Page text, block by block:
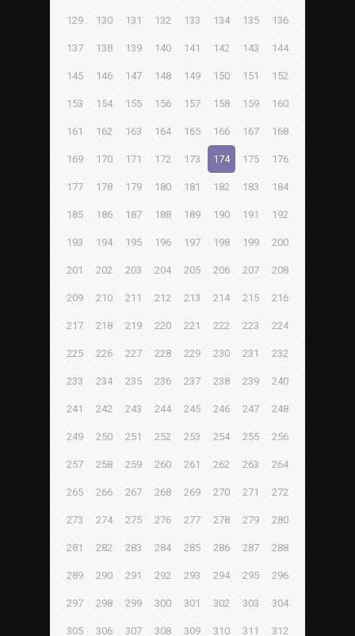
129 130 131 132 133 134 135 136
137 138 139 140 141 142 143 144
145 146 147 148 149 150 151 152
153 154 155 156 157 158 159 160
161 162 163 164 165 166 167 168
169 170 171 172 173 174 175 176
177 178 179 180 181 182 183 184
185 186 187 188 189 190 191 192
193 194 195 196 197 198 199 200
201 202 203 204 205 206 207 208
209 210 211 212 213 214 215 216
217 218 219 220 221 222 223 224
225 226 227 228 229 230 231 232
233 234 235 236 237 238 239 240
241 242 243 244 245 246 247 248
249 250 251 252 253 254 255 256
257 258 259 260 261 262 263 264
265 266 267 268 269 270 271 272
273 274 275 276 277 278 279 280
281 282 283 284 285 286 287 288
289 290 291 292 293 294 295 296
297 298 299 300 301 302 303 304
305 306 307 308 309 310 311 312